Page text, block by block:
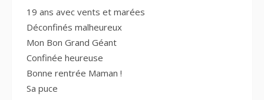
19 ans avec vents et marées
Déconfinés malheureux
Mon Bon Grand Géant
Confinée heureuse
Bonne rentrée Maman !
Sa puce